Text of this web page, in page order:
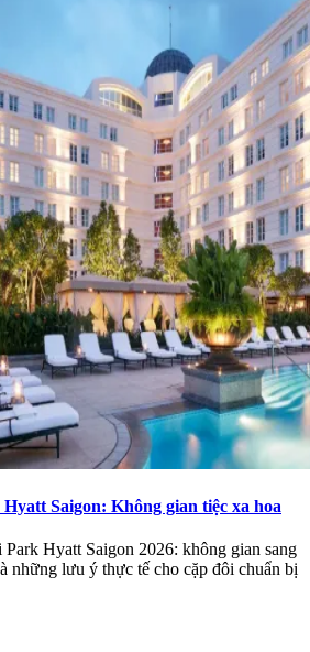
Saigon: Không gian tiệc xa hoa
Hyatt Saigon 2026: không gian sang
những lưu ý thực tế cho cặp đôi chuẩn bị